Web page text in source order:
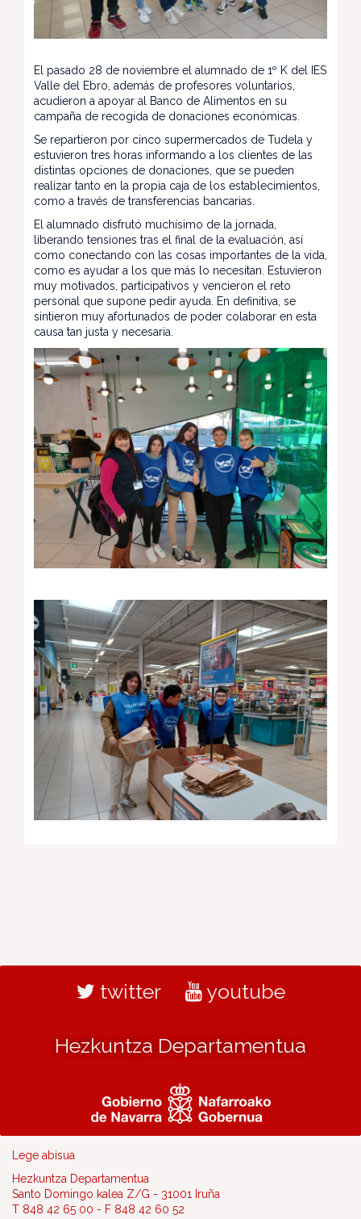
El pasado 28 de noviembre el alumnado de 1º K del IES
Valle del Ebro, además de profesores voluntarios,
acudieron a apoyar al Banco de Alimentos en su
campaña de recogida de donaciones económicas.
Se repartieron por cinco supermercados de Tudela y
estuvieron tres horas informando a los clientes de las
distintas opciones de donaciones, que se pueden
realizar tanto en la propia caja de los establecimientos,
como a través de transferencias bancarias.
El alumnado disfrutó muchísimo de la jornada,
liberando tensiones tras el final de la evaluación, así
como conectando con las cosas importantes de la vida,
como es ayudar a los que más lo necesitan. Estuvieron
muy motivados, participativos y vencieron el reto
personal que supone pedir ayuda. En definitiva, se
sintieron muy afortunados de poder colaborar en esta
causa tan justa y necesaria.
twitter youtube
Hezkuntza Departamentua
Lege abisua
Hezkuntza Departamentua
Santo Domingo kalea Z/G - 31001 Iruña
T 848 42 65 00 - F 848 42 60 52